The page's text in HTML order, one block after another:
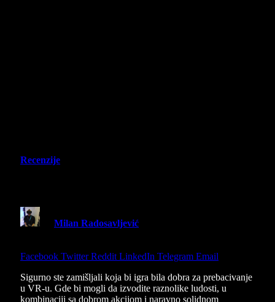
Recenzije
Milan Radosavljević
Facebook Twitter Reddit LinkedIn Telegram Email
Sigurno ste zamišljali koja bi igra bila dobra za prebacivanje
u VR-u. Gde bi mogli da izvodite raznolike ludosti, u
kombinaciji sa dobrom akcijom i naravno solidnom